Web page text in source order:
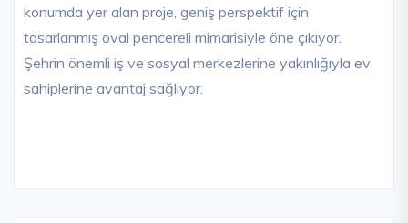
konumda yer alan proje, geniş perspektif için
tasarlanmış oval pencereli mimarisiyle öne çıkıyor.
Şehrin önemli iş ve sosyal merkezlerine yakınlığıyla ev
sahiplerine avantaj sağlıyor.